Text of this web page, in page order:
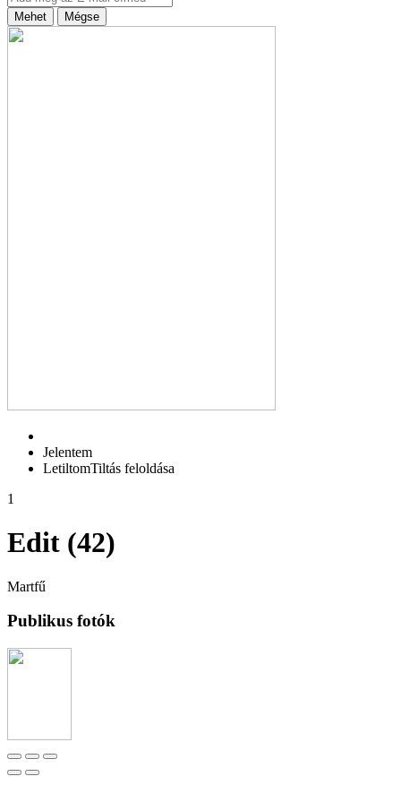
Mehet Mégse
Jelentem
LetiltomTiltás feloldása
1
Edit (42)
Martfű
Publikus fotók